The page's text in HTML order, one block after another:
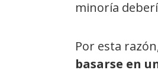
minoría
Por esta
basarse en